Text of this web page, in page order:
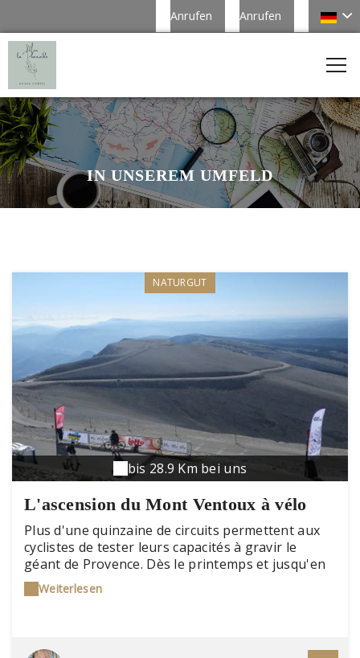
Anrufen
Anrufen
IN UNSEREM UMFELD
NATURGUT
bis 28.9 Km bei uns
L'ascension du Mont Ventoux à vélo
Plus d'une quinzaine de circuits permettent aux
cyclistes de tester leurs capacités à gravir le
géant de Provence. Dès le printemps et jusqu'en
automne les passionnés de la « petite reine »
sont nombreux et cosmopolites sur les routes du
Weiterlesen